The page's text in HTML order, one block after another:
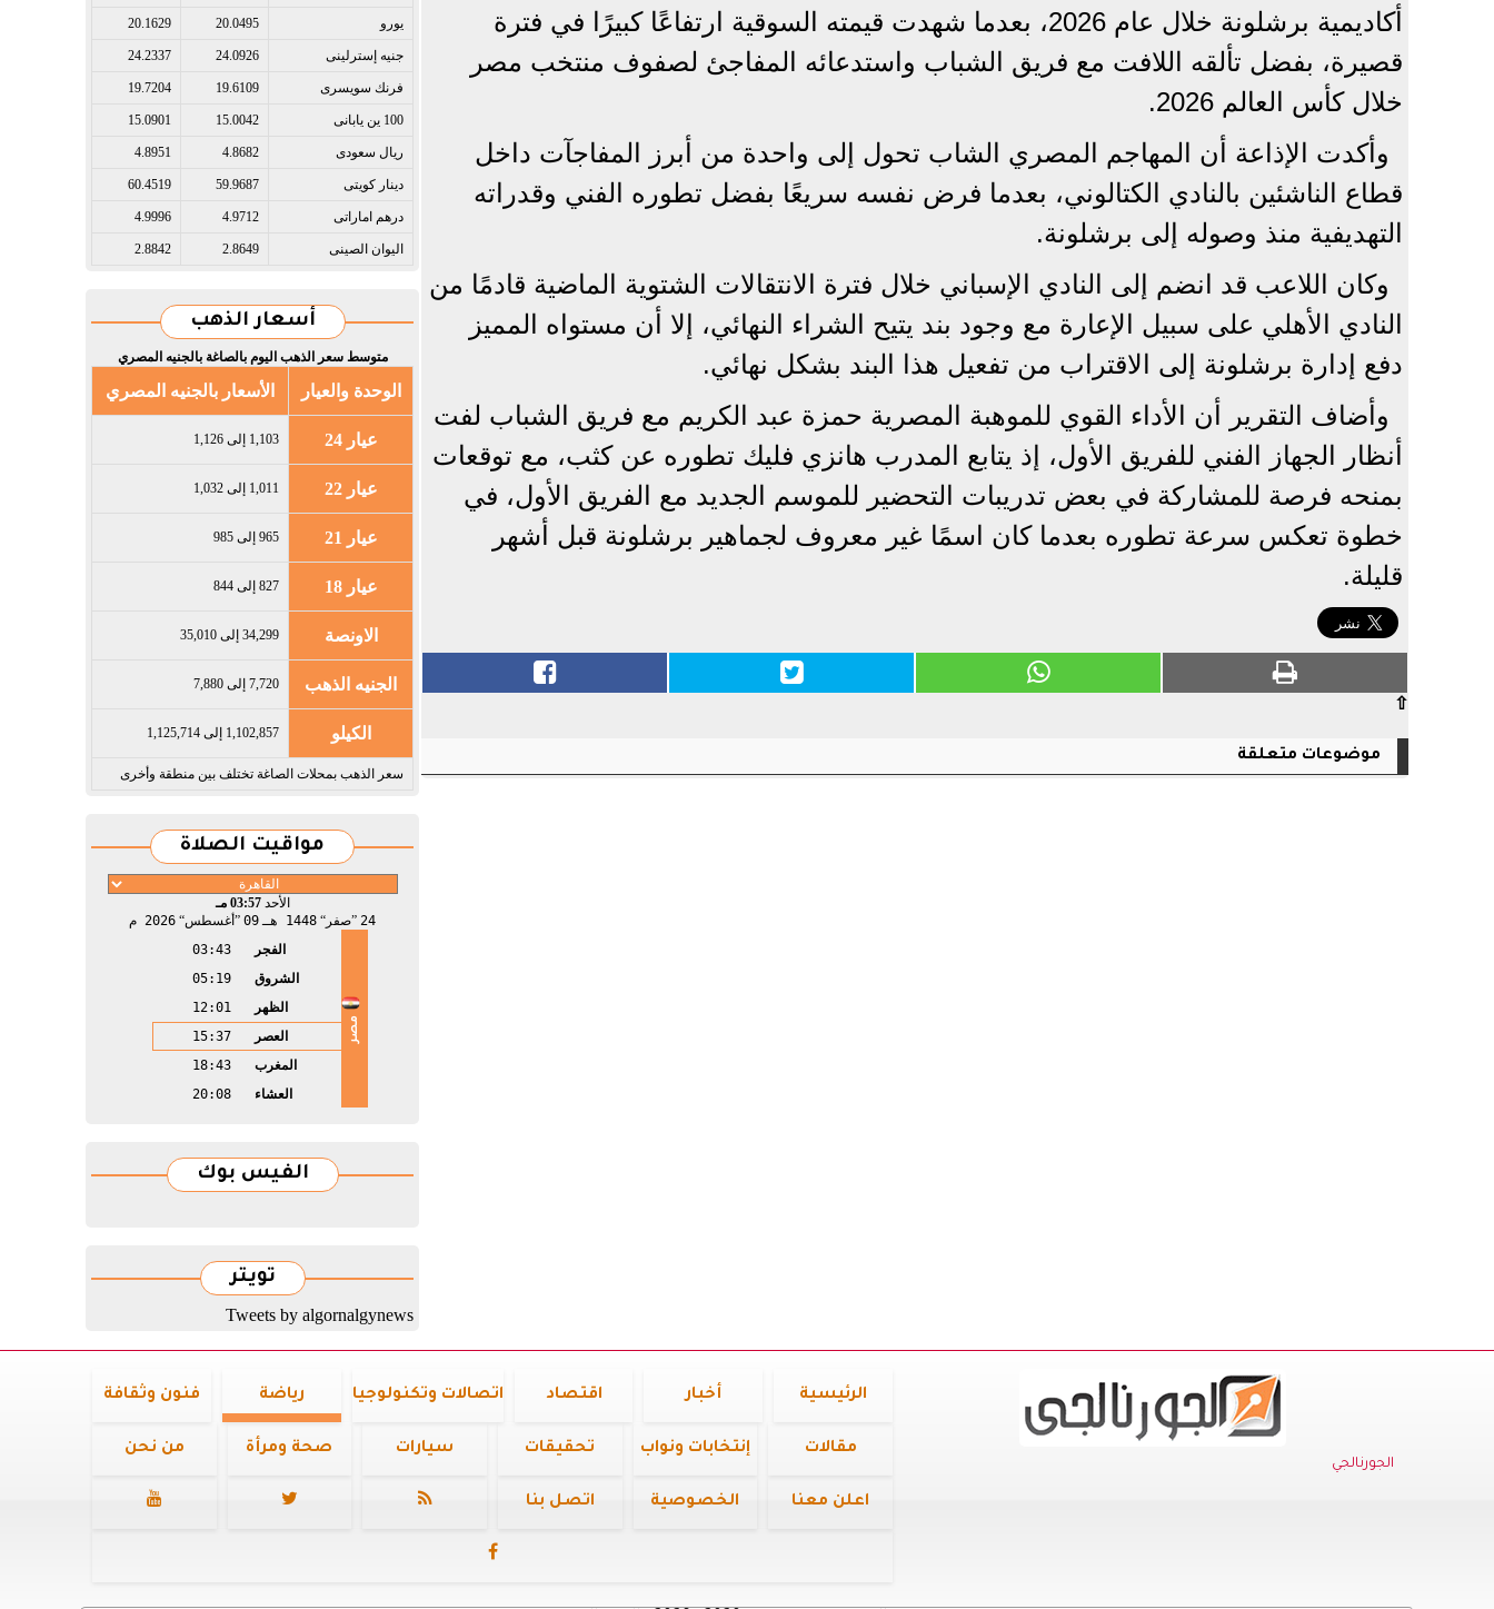
أكاديمية برشلونة خلال عام 2026، بعدما شهدت قيمته السوقية ارتفاعًا كبيرًا في فترة
قصيرة، بفضل تألقه اللافت مع فريق الشباب واستدعائه المفاجئ لصفوف منتخب مصر
خلال كأس العالم 2026.
وأكدت الإذاعة أن المهاجم المصري الشاب تحول إلى واحدة من أبرز المفاجآت داخل
قطاع الناشئين بالنادي الكتالوني، بعدما فرض نفسه سريعًا بفضل تطوره الفني وقدراته
التهديفية منذ وصوله إلى برشلونة.
وكان اللاعب قد انضم إلى النادي الإسباني خلال فترة الانتقالات الشتوية الماضية قادمًا من
النادي الأهلي على سبيل الإعارة مع وجود بند يتيح الشراء النهائي، إلا أن مستواه المميز
دفع إدارة برشلونة إلى الاقتراب من تفعيل هذا البند بشكل نهائي.
وأضاف التقرير أن الأداء القوي للموهبة المصرية حمزة عبد الكريم مع فريق الشباب لفت
أنظار الجهاز الفني للفريق الأول، إذ يتابع المدرب هانزي فليك تطوره عن كثب، مع توقعات
بمنحه فرصة للمشاركة في بعض تدريبات التحضير للموسم الجديد مع الفريق الأول، في
خطوة تعكس سرعة تطوره بعدما كان اسمًا غير معروف لجماهير برشلونة قبل أشهر
قليلة.
⇧
موضوعات متعلقة
يورو​ 20.0495
20.1629
جنيه إسترلينى​ 24.0926
24.2337
فرنك سويسرى​ 19.6109
19.7204
100 ين يابانى​ 15.0042
15.0901
ريال سعودى​ 4.8682
4.8951
دينار كويتى​ 59.9687
60.4519
درهم اماراتى​ 4.9712
4.9996
اليوان الصينى​ 2.8649
2.8842
أسعار الذهب
متوسط سعر الذهب اليوم بالصاغة بالجنيه المصري
الوحدة والعيار الأسعار بالجنيه المصري
عيار 24 1,103 إلى 1,126
عيار 22 1,011 إلى 1,032
عيار 21 965 إلى 985
عيار 18 827 إلى 844
الاونصة 34,299 إلى 35,010
الجنيه الذهب 7,720 إلى 7,880
الكيلو 1,102,857 إلى 1,125,714
سعر الذهب بمحلات الصاغة تختلف بين منطقة وأخرى
مواقيت الصلاة
الأحد03:57 مـ
24 صفر 1448 هـ 09 أغسطس 2026 م
مصر
الفجر
03:43
الشروق
05:19
الظهر
12:01
العصر
15:37
المغرب
18:43
العشاء
20:08
الفيس بوك
تويتر
Tweets by algornalgynews
الجورنالجي
الرئيسية أخبار اقتصاد اتصالات وتكنولوجيا رياضة فنون وثقافة
مقالات إنتخابات ونواب تحقيقات سيارات صحة ومرأة من نحن
اعلن معنا الخصوصية اتصل بنا 


